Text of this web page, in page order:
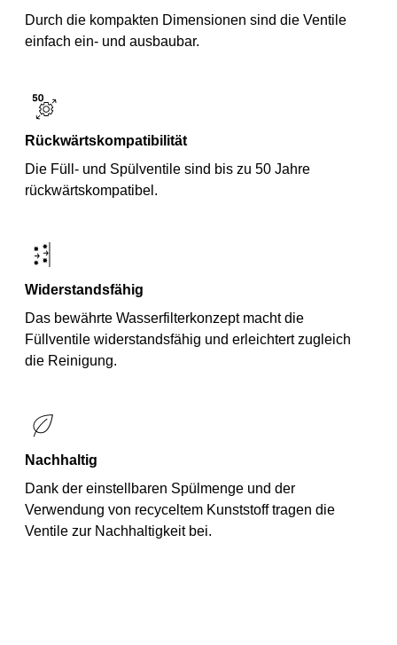
Durch die kompakten Dimensionen sind die Ventile
einfach ein- und ausbaubar.
Rückwärtskompatibilität
Die Füll- und Spülventile sind bis zu 50 Jahre
rückwärtskompatibel.
Widerstandsfähig
Das bewährte Wasserfilterkonzept macht die
Füllventile widerstandsfähig und erleichtert zugleich
die Reinigung.
Nachhaltig
Dank der einstellbaren Spülmenge und der
Verwendung von recyceltem Kunststoff tragen die
Ventile zur Nachhaltigkeit bei.